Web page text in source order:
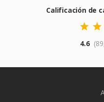
Calificación de
4.6